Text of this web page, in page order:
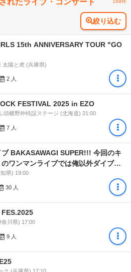
絞り込む
15th ANNIVERSARY TOUR "GO
太陽と虎 (兵庫県)
2 人
FESTIVAL 2025 in EZO
頭横野外特設ステージ (北海道) 21:00
7 人
ブ BAKASAWAGI SUPER!!! 今回のキ
ワンマンライブでは俺以外ダイブ禁
ん
県) 19:00
30 人
奈川県) 17:00
9 人